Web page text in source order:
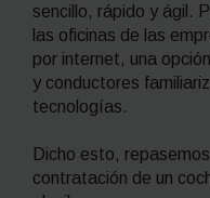
sencillo, rápido y ágil.
las oficinas de las
por internet, una
y conductores
tecnologías.
Dicho esto,
contratación de un